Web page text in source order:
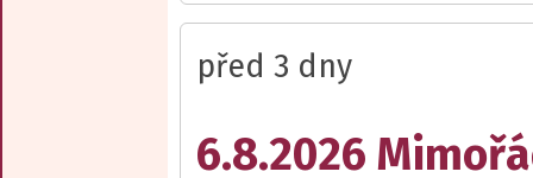
před 3 dny
6.8.2026